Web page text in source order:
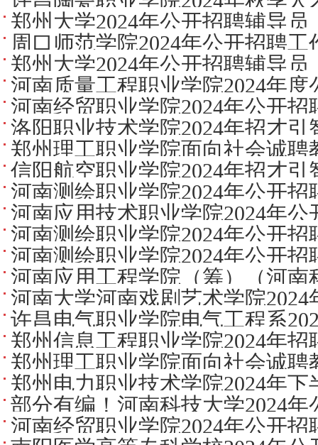
郑州大学2024年公开招聘辅导员
周口师范学院2024年公开招聘工
郑州大学2024年公开招聘辅导员
河南质量工程职业学院2024年度
河南经贸职业学院2024年公开
方案
洛阳职业技术学院2024年招才引
郑州理工职业学院面向社会诚聘
信阳航空职业学院2024年招才
次人才公告
河南测绘职业学院2024年公开招
河南应用技术职业学院2024年
实施方案
河南测绘职业学院2024年公开
河南测绘职业学院2024年公开
方案
河南应用工程学院（筹）（河
2024年第二批引进教师公告
河南大学河南戏剧艺术学院
许昌电气职业学院电气工程系
告
郑州信息工程职业学院2024年
员公告
郑州理工职业学院面向社会诚聘
郑州电力职业技术学院2024年
部分有编！河南科技大学2024
案
河南经贸职业学院2024年公开